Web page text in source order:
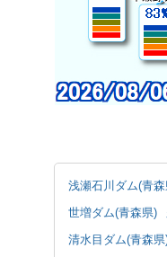
浅瀬石川ダム(青
世増ダム(青森県)
清水目ダム(青森県